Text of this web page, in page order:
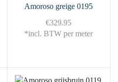
Amoroso greige 0195
€329.95
*incl. BTW per meter